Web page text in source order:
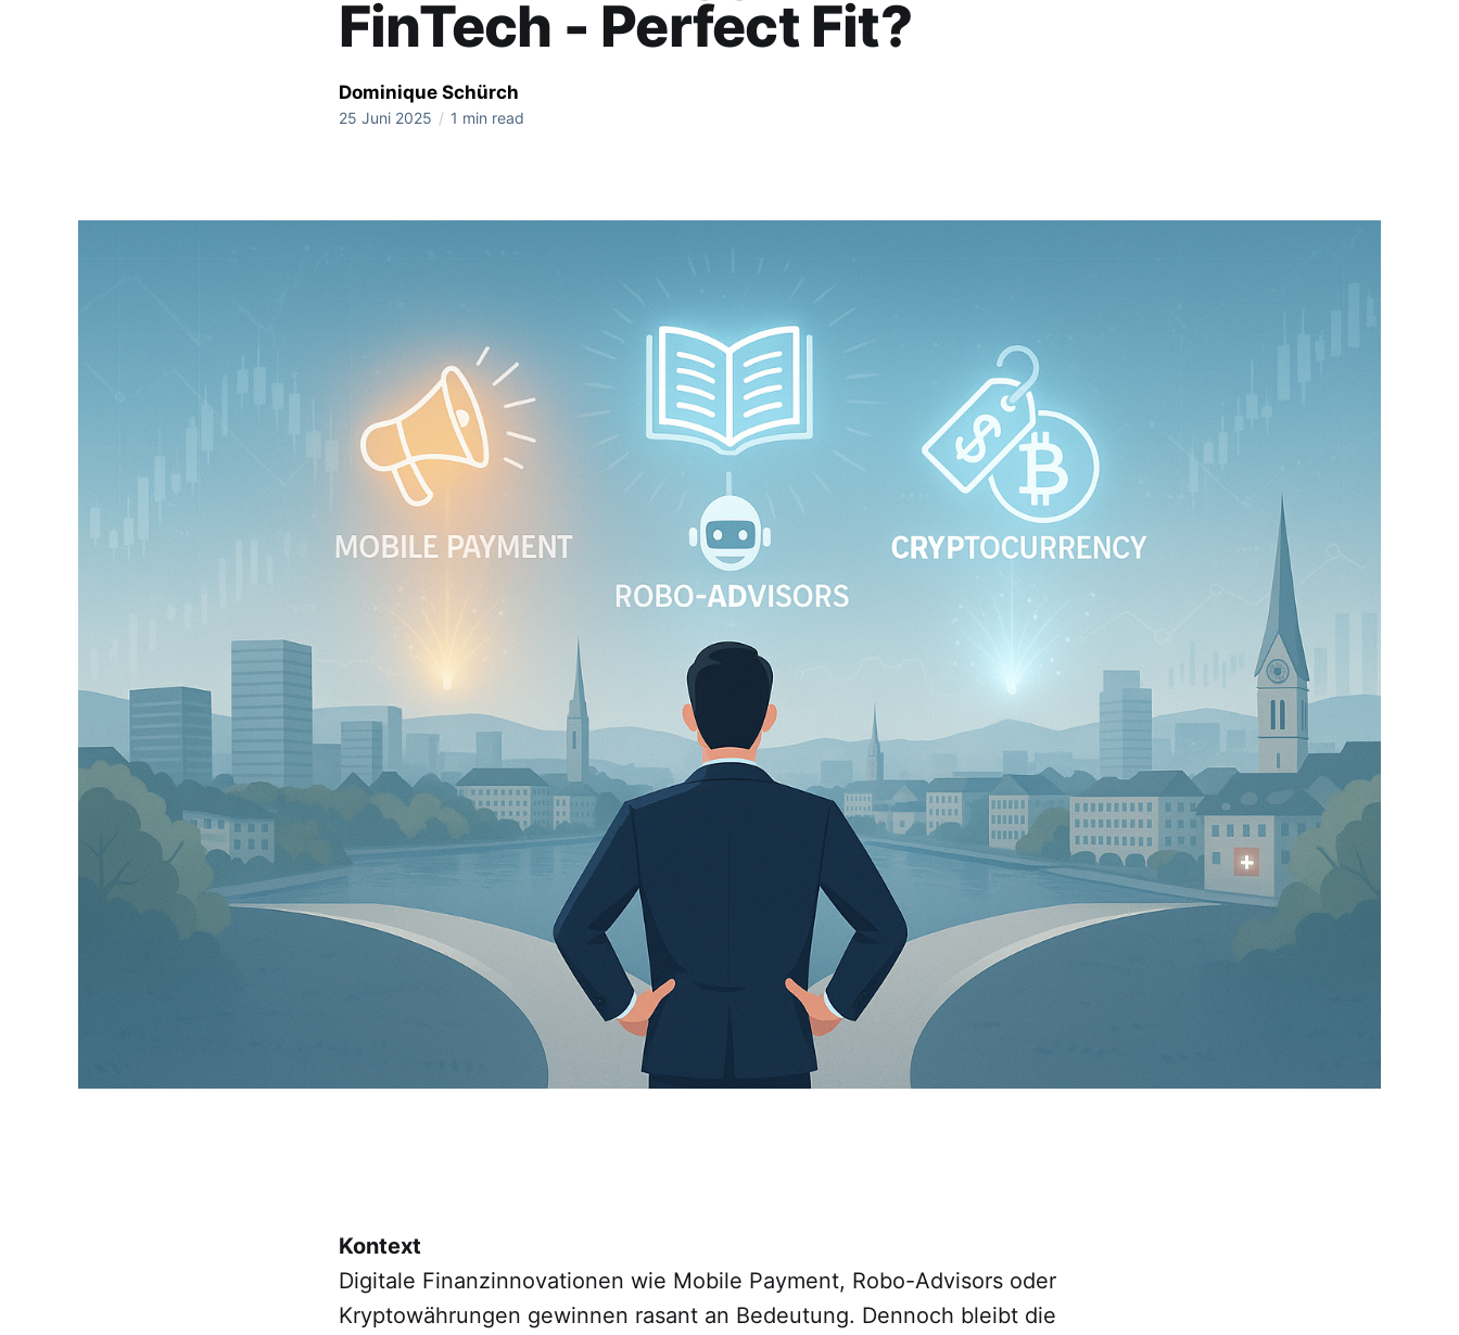
FinTech - Perfect Fit?
Dominique Schürch
25 Juni 2025 / 1 min read
Kontext
Digitale Finanzinnovationen wie Mobile Payment, Robo-Advisors oder
Kryptowährungen gewinnen rasant an Bedeutung. Dennoch bleibt die